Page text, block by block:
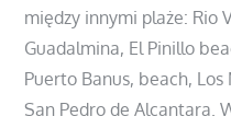
między innymi plaże: Rio
Guadalmina, El Pinillo
Puerto Banus, beach,
San Pedro de Alcantara.